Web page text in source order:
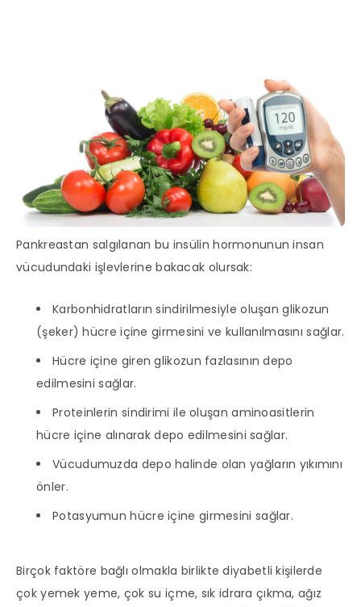
Pankreastan salgılanan bu insülin hormonunun insan
vücudundaki işlevlerine bakacak olursak:
Karbonhidratların sindirilmesiyle oluşan glikozun
(şeker) hücre içine girmesini ve kullanılmasını sağlar.
Hücre içine giren glikozun fazlasının depo
edilmesini sağlar.
Proteinlerin sindirimi ile oluşan aminoasitlerin
hücre içine alınarak depo edilmesini sağlar.
Vücudumuzda depo halinde olan yağların yıkımını
önler.
Potasyumun hücre içine girmesini sağlar.
Birçok faktöre bağlı olmakla birlikte diyabetli kişilerde
çok yemek yeme, çok su içme, sık idrara çıkma, ağız